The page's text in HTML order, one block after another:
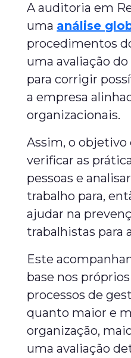
A auditoria em
uma análise
procedimentos
uma avaliação
para corrigir
a empresa
organizacionais.
Assim, o objetivo
verificar as
pessoas e
trabalho para,
ajudar na
trabalhistas para
Este
base nos
processos de
quanto maior e
organização,
uma avaliação